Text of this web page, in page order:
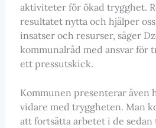
aktiviteter för ökad trygghet.
resultatet nytta och hjälper
insatser och resurser, säger
kommunalråd med ansvar för
ett pressutskick.
Kommunen presenterar även
vidare med tryggheten. Man
att fortsätta arbetet i de